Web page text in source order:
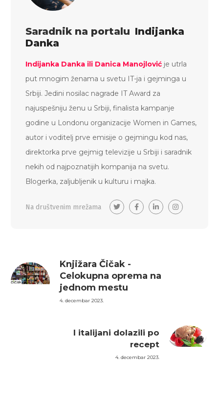
Saradnik na portalu Indijanka
Danka
Indijanka Danka ili Danica Manojlović je utrla
put mnogim ženama u svetu IT-ja i gejminga u
Srbiji. Jedini nosilac nagrade IT Award za
najuspešniju ženu u Srbiji, finalista kampanje
godine u Londonu organizacije Women in Games,
autor i voditelj prve emisije o gejmingu kod nas,
direktorka prve gejmig televizije u Srbiji i saradnik
nekih od najpoznatijih kompanija na svetu.
Blogerka, zaljubljenik u kulturu i majka.
Na društvenim mrežama
Knjižara Čičak -
Celokupna oprema na
jednom mestu
4. decembar 2023.
I italijani dolazili po
recept
4. decembar 2023.